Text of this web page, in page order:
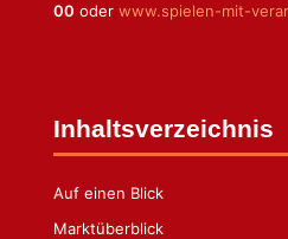
00 oder www.spielen-mit-
Inhaltsverzeichnis
Auf einen Blick
Marktüberblick